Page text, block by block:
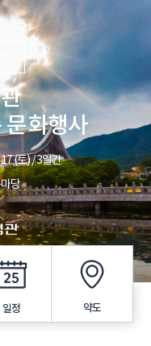
문화행사
(토) / 3일간
당
일정 약도